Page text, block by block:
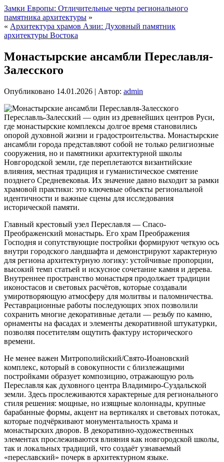
Замки Европы: Отличительные черты регионального
памятника архитектуры »
« Архитектура храмов Азии: Духовный памятник
архитектуры Востока
Монастырские ансамбли Переславля-
Залесского
Опубликовано 14.01.2026 | Автор: admin
Переславль-Залесский — один из древнейших центров Руси,
где монастырские комплексы долгое время становились
опорой духовной жизни и градостроительства. Монастырские
ансамбли города представляют собой не только религиозные
сооружения, но и памятники архитектурной школы
Новгородской земли, где переплетаются византийские
влияния, местная традиция и гуманистическое смятение
позднего Средневековья. Их значение давно выходит за рамки
храмовой практики: это ключевые объекты региональной
идентичности и важные сцены для исследования
исторической памяти.
Главный крестовый узел Переславля — Спасо-
Преображенский монастырь. Его храм Преображения
Господня и сопутствующие постройки формируют четкую ось
внутри городского ландшафта и демонстрируют характерную
для региона архитектурную логику: устойчивые пропорции,
высокий темп статьей и искусное сочетание камня и дерева.
Внутреннее пространство монастыря продолжает традиции
иконостасов и световых расчётов, которые создавали
умиротворяющую атмосферу для молитвы и паломничества.
Реставрационные работы последующих эпох позволили
сохранить многие декоративные детали — резьбу по камню,
орнаменты на фасадах и элементы декоративной штукатурки,
позволяя посетителям ощутить фактуру исторического
времени.
Не менее важен Митрополийский/Свято-Иоановский
комплекс, который в совокупности с близлежащими
постройками образует композицию, отражающую роль
Переславля как духовного центра Владимиро-Суздальской
земли. Здесь прослеживаются характерные для регионального
стиля решения: мощные, но изящные колоннады, крупные
барабанные формы, акцент на вертикалях и световых потоках,
которые подчёркивают монументальность храма и
монастырских дворов. В декоративно-художественных
элементах прослеживаются влияния как новгородской школы,
так и локальных традиций, что создаёт узнаваемый
«переславский» почерк в архитектурном языке.